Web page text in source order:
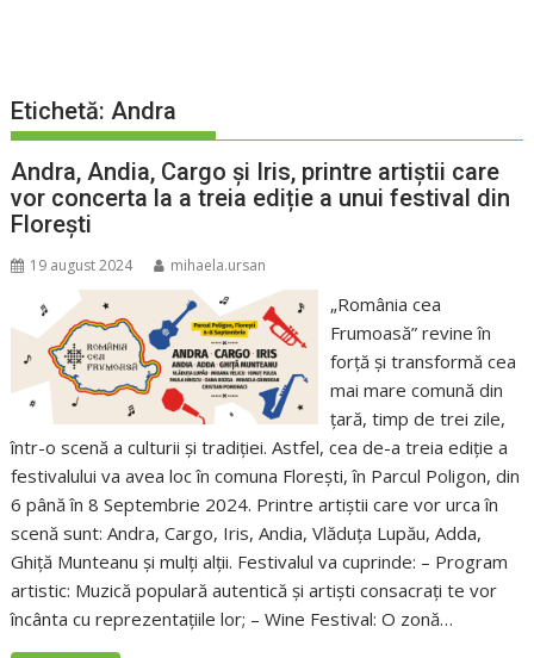
Etichetă:Andra
Andra, Andia, Cargo și Iris, printre artiștii care
vor concerta la a treia ediție a unui festival din
Florești
19 august 2024 mihaela.ursan
„România cea
Frumoasă” revine în
forță și transformă cea
mai mare comună din
țară, timp de trei zile,
într-o scenă a culturii și tradiției. Astfel, cea de-a treia ediție a
festivalului va avea loc în comuna Florești, în Parcul Poligon, din
6 până în 8 Septembrie 2024. Printre artiștii care vor urca în
scenă sunt: Andra, Cargo, Iris, Andia, Vlăduța Lupău, Adda,
Ghiță Munteanu și mulți alții. Festivalul va cuprinde: – Program
artistic: Muzică populară autentică și artiști consacrați te vor
încânta cu reprezentațiile lor; – Wine Festival: O zonă…